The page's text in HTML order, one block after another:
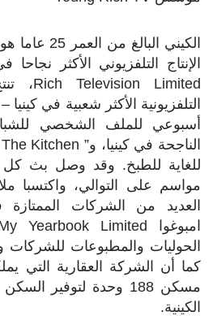
الكيني
الإنتاج التلفزيوني الأكثر
Rich Television Limited،
التلفزيونية الأكثر شعبية في كينيا
أسبوعي للملف الشخصي
الناجحة في كينيا، و” Kitchen
مواسم على التوالي، واكتسبا
العديد من الشركات
امبوغوا Yearbook Limited
الحوليات والمطبوعات
كما أن الشركة العقارية التي
مسكن 188 وحدة لتوفير
الكينية.